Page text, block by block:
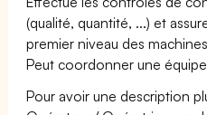
(qualité, quantité, ...) et
premier niveau des
Peut coordonner une
Pour avoir une description